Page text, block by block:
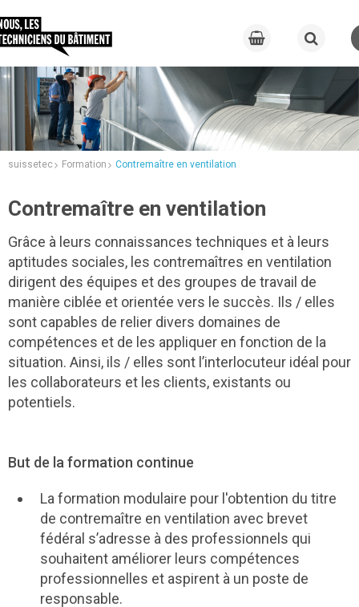
suissetec Formation Contremaître en ventilation
Contremaître en ventilation
Grâce à leurs connaissances techniques et à leurs
aptitudes sociales, les contremaîtres en ventilation
dirigent des équipes et des groupes de travail de
manière ciblée et orientée vers le succès. Ils / elles
sont capables de relier divers domaines de
compétences et de les appliquer en fonction de la
situation. Ainsi, ils / elles sont l’interlocuteur idéal pour
les collaborateurs et les clients, existants ou
potentiels.
But de la formation continue
La formation modulaire pour l'obtention du titre
de contremaître en ventilation avec brevet
fédéral s’adresse à des professionnels qui
souhaitent améliorer leurs compétences
professionnelles et aspirent à un poste de
responsable.